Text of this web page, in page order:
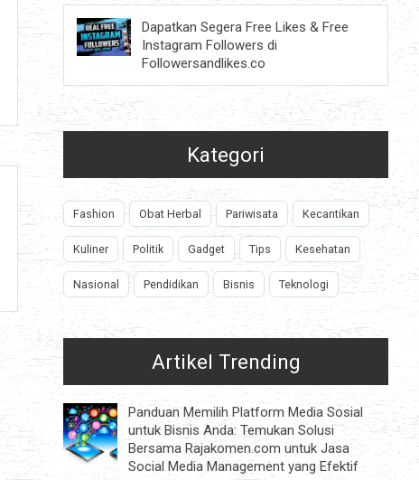
Dapatkan Segera Free Likes & Free
Instagram Followers di
Followersandlikes.co
Kategori
Fashion Obat Herbal Pariwisata Kecantikan
Kuliner Politik Gadget Tips Kesehatan
Nasional Pendidikan Bisnis Teknologi
Artikel Trending
Panduan Memilih Platform Media Sosial
untuk Bisnis Anda: Temukan Solusi
Bersama Rajakomen.com untuk Jasa
Social Media Management yang Efektif